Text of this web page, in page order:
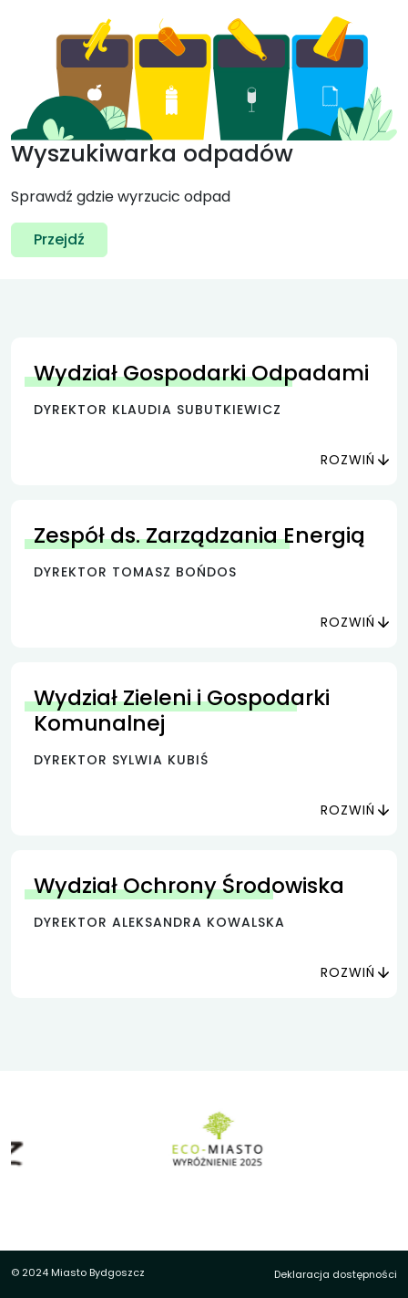
Wyszukiwarka odpadów
Sprawdź gdzie wyrzucic odpad
Przejdź
Wydział Gospodarki Odpadami
DYREKTOR KLAUDIA SUBUTKIEWICZ
ROZWIŃ
Zespół ds. Zarządzania Energią
DYREKTOR TOMASZ BOŃDOS
ROZWIŃ
Wydział Zieleni i Gospodarki
Komunalnej
DYREKTOR SYLWIA KUBIŚ
ROZWIŃ
Wydział Ochrony Środowiska
DYREKTOR ALEKSANDRA KOWALSKA
ROZWIŃ
© 2024 Miasto Bydgoszcz Deklaracja dostępności